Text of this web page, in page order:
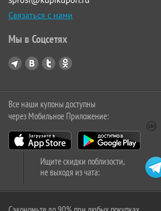
Связаться с нами
Мы в Соцсетях
Все наши купоны доступны
через Мобильное Приложение:
Ищите скидки поблизости,
не выходя из чата: